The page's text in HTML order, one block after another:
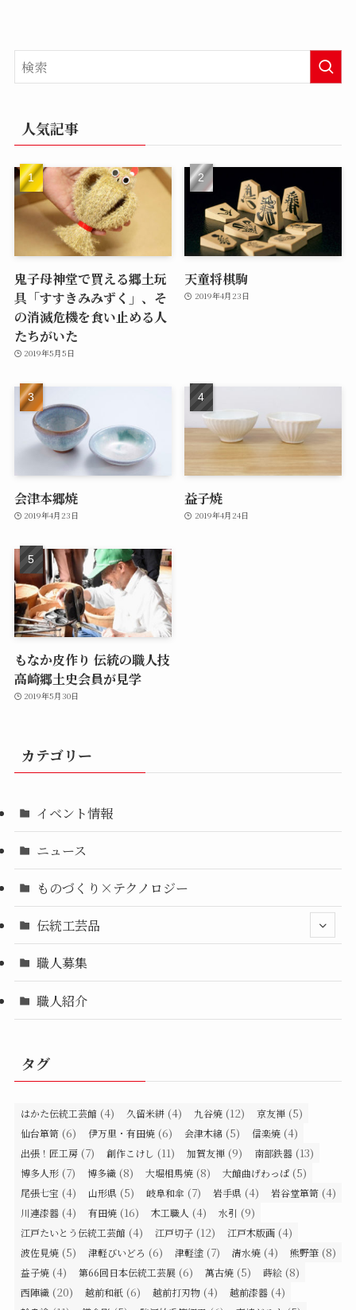
人気記事
鬼子母神堂で買える郷土玩
具「すすきみみずく」、そ
の消滅危機を食い止める人
たちがいた
2019年5月5日
天童将棋駒
2019年4月23日
会津本郷焼
2019年4月23日
益子焼
2019年4月24日
もなか皮作り 伝統の職人技
高崎郷土史会員が見学
2019年5月30日
カテゴリー
イベント情報
ニュース
ものづくり×テクノロジー
伝統工芸品
職人募集
職人紹介
タグ
はかた伝統工芸館 (4) 久留米絣 (4) 九谷焼 (12) 京友禅 (5)
仙台箪笥 (6) 伊万里・有田焼 (6) 会津木綿 (5) 信楽焼 (4)
出張！匠工房 (7) 創作こけし (11) 加賀友禅 (9) 南部鉄器 (13)
博多人形 (7) 博多織 (8) 大堀相馬焼 (8) 大館曲げわっぱ (5)
尾張七宝 (4) 山形県 (5) 岐阜和傘 (7) 岩手県 (4) 岩谷堂箪笥 (4)
川連漆器 (4) 有田焼 (16) 木工職人 (4) 水引 (9)
江戸たいとう伝統工芸館 (4) 江戸切子 (12) 江戸木版画 (4)
波佐見焼 (5) 津軽びいどろ (6) 津軽塗 (7) 清水焼 (4) 熊野筆 (8)
益子焼 (4) 第66回日本伝統工芸展 (6) 萬古焼 (5) 蒔絵 (8)
西陣織 (20) 越前和紙 (6) 越前打刃物 (4) 越前漆器 (4)